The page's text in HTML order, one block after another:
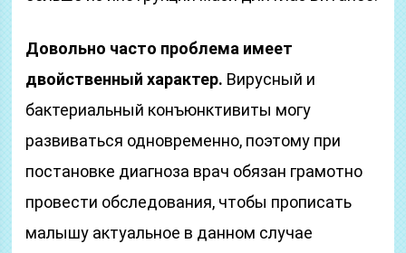
Довольно часто проблема имеет
двойственный характер. Вирусный и
бактериальный конъюнктивиты могу
развиваться одновременно, поэтому при
постановке диагноза врач обязан грамотно
провести обследования, чтобы прописать
малышу актуальное в данном случае